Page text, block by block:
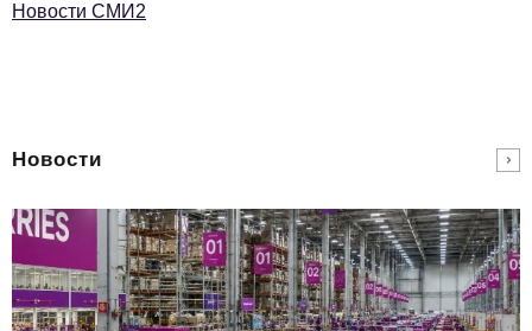
Новости СМИ2
Новости